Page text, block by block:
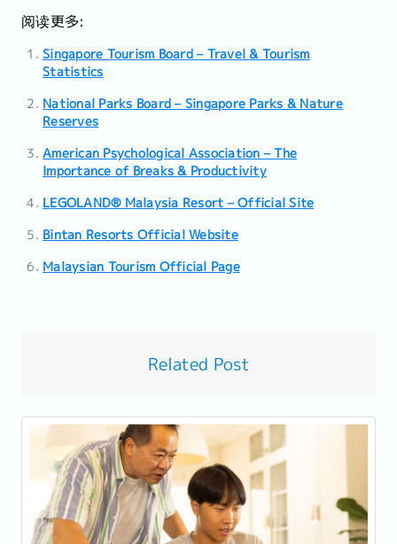
阅读更多:
Singapore Tourism Board – Travel & Tourism
Statistics
National Parks Board – Singapore Parks & Nature
Reserves
American Psychological Association – The
Importance of Breaks & Productivity
LEGOLAND® Malaysia Resort – Official Site
Bintan Resorts Official Website
Malaysian Tourism Official Page
Related Post